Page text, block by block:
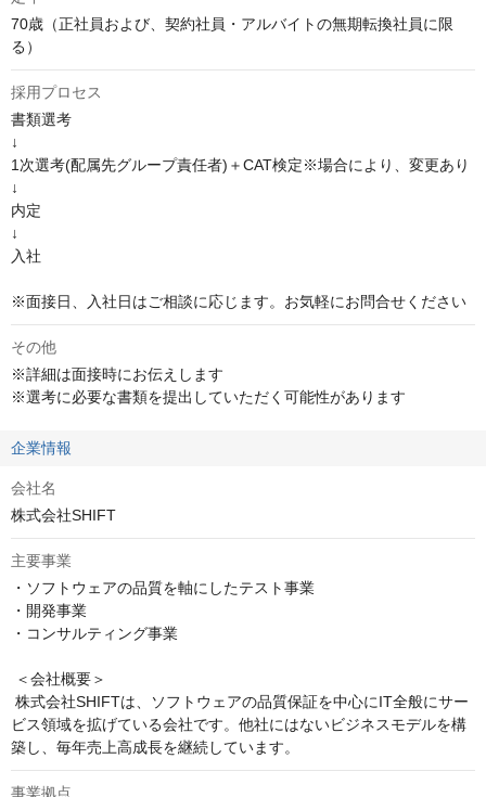
70歳（正社員および、契約社員・アルバイトの無期転換社員に限
る）
採用プロセス
書類選考
↓
1次選考(配属先グループ責任者)＋CAT検定※場合により、変更あり
↓
内定
↓
入社
※面接日、入社日はご相談に応じます。お気軽にお問合せください
その他
※詳細は面接時にお伝えします
※選考に必要な書類を提出していただく可能性があります
企業情報
会社名
株式会社SHIFT
主要事業
・ソフトウェアの品質を軸にしたテスト事業
・開発事業
・コンサルティング事業
ビス領域を拡げている会社です。他社にはないビジネスモデルを構
築し、毎年売上高成長を継続しています。
事業拠点